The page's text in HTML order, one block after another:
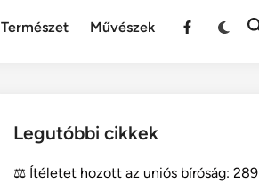
Természet Művészek
Menu
Legutóbbi cikkek
⚖️ Ítéletet hozott az uniós bíróság: 289